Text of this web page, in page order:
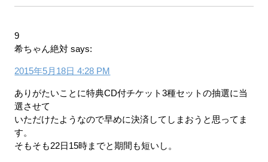
9
希ちゃん絶対 says:
2015年5月18日 4:28 PM
ありがたいことに特典CD付チケット3種セットの抽選に当
選させて
いただけたようなので早めに決済してしまおうと思ってま
す。
そもそも22日15時までと期間も短いし。